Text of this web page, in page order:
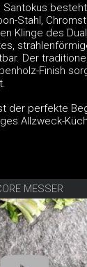
Santokus
Stahl,
Klinge des
Der
Finish
der perfekte
Allzweck-
MESSER